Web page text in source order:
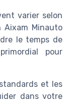
varier selon
Aixam Minauto
le temps de
pour
et les
dans votre